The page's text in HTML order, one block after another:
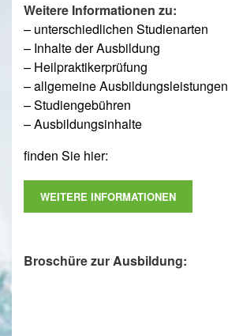
Weitere Informationen zu:
– unterschiedlichen Studienarten
– Inhalte der Ausbildung
– Heilpraktikerprüfung
– allgemeine Ausbildungsleistungen
– Studiengebühren
– Ausbildungsinhalte
finden Sie hier:
WEITERE INFORMATIONEN
Broschüre zur Ausbildung: